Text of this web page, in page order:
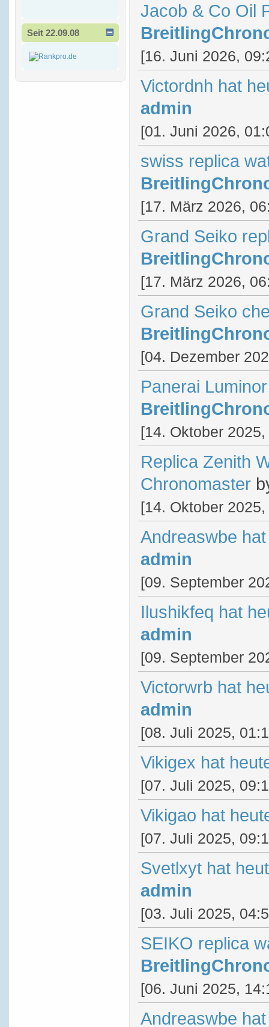
Seit 22.09.08
Jacob & Co Oil
[16. Juni 2026,
Victordnh hat
admin
[01. Juni 2026,
swiss replica
[17. März 2026,
Grand Seiko
[17. März 2026,
Grand Seiko
[04. Dezember
Panerai
[14. Oktober
Replica Zenith
Chronomaster
[14. Oktober
Andreaswbe
admin
[09. September
Ilushikfeq hat
admin
[09. September
Victorwrb hat
admin
[08. Juli 2025,
Vikigex hat
[07. Juli 2025,
Vikigao hat
[07. Juli 2025,
Svetlxyt hat
admin
[03. Juli 2025,
SEIKO replica
[06. Juni 2025,
Andreaswbe